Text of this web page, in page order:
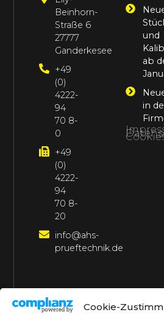
Cookie-
und
ab
in
Beinhorn-
Straße 6
27777
Ganderkesee
+49
(0)
4222-
94
70 8-
0
+49
(0)
4222-
94
70 8-
20
info@ahs-
prueftechnik.de
©2026 AHS PrüftechnikAlle